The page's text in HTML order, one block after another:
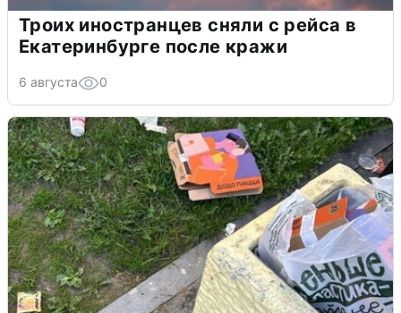
Троих иностранцев сняли с рейса в
Екатеринбурге после кражи
6 августа 0